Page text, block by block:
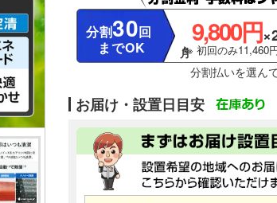
分割30回
までOK
9,800円
※ 初回のみ11,460
分割払いを選ん
お届け・設置日目安